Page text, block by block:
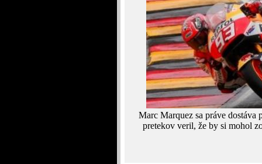
Marc Marquez sa práve dostáva
pretekov veril, že by si mohol